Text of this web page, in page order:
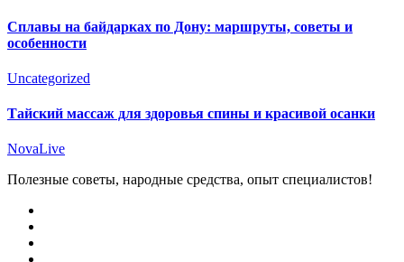
Сплавы на байдарках по Дону: маршруты, советы и
особенности
Uncategorized
Тайский массаж для здоровья спины и красивой осанки
NovaLive
Полезные советы, народные средства, опыт специалистов!